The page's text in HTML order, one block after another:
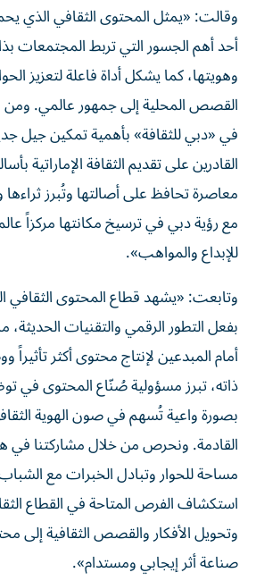
وقالت: «يمثل المحتوى الثقافي الذي
أحد أهم الجسور التي تربط المجتمعات
وهويتها، كما يشكل أداة فاعلة لتعزيز
القصص المحلية إلى جمهور عالمي. ومن
في «دبي للثقافة» بأهمية تمكين جيل
القادرين على تقديم الثقافة الإماراتية
معاصرة تحافظ على أصالتها وتُبرز
مع رؤية دبي في ترسيخ مكانتها مركزاً
للإبداع والمواهب».
وتابعت: «يشهد قطاع المحتوى الثقافي
بفعل التطور الرقمي والتقنيات الحديثة،
أمام المبدعين لإنتاج محتوى أكثر
ذاته، تبرز مسؤولية صُنّاع المحتوى في
بصورة واعية تُسهم في صون الهوية
القادمة. ونحرص من خلال مشاركتنا في
مساحة للحوار وتبادل الخبرات مع
استكشاف الفرص المتاحة في القطاع
وتحويل الأفكار والقصص الثقافية إلى
صناعة أثر إيجابي ومستدام».